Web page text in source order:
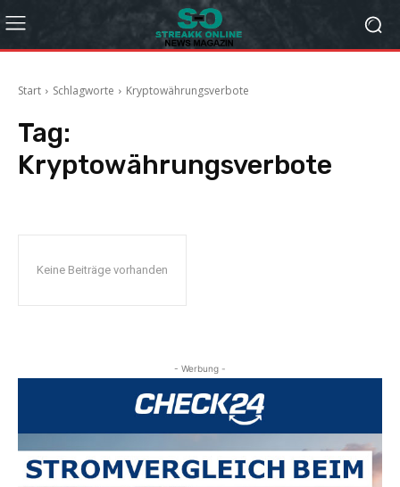
Start Schlagworte Kryptowährungsverbote
Tag:
Kryptowährungsverbote
Keine Beiträge vorhanden
- Werbung -